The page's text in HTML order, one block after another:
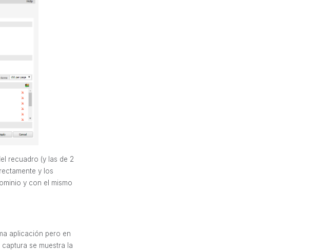
recuadro (y las de 2
y los
y con el mismo
aplicación pero en
se muestra la